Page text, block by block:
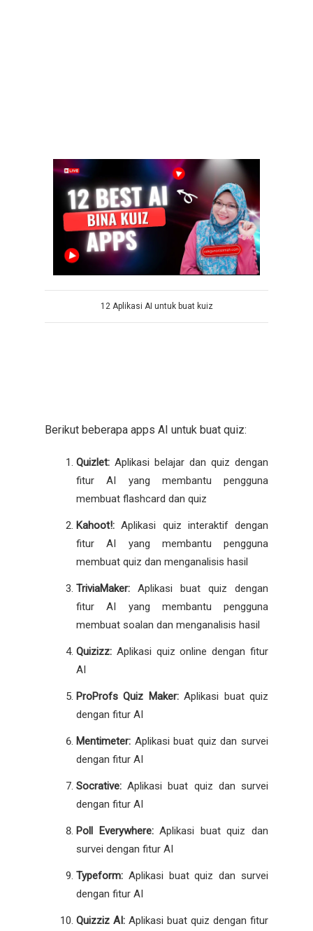
12 Aplikasi AI untuk buat kuiz
Berikut beberapa apps AI untuk buat quiz:
Quizlet: Aplikasi belajar dan quiz dengan
fitur AI yang membantu pengguna
membuat flashcard dan quiz
Kahoot!: Aplikasi quiz interaktif dengan
fitur AI yang membantu pengguna
membuat quiz dan menganalisis hasil
TriviaMaker: Aplikasi buat quiz dengan
fitur AI yang membantu pengguna
membuat soalan dan menganalisis hasil
Quizizz: Aplikasi quiz online dengan fitur
AI
ProProfs Quiz Maker:Aplikasi buat quiz
dengan fitur AI
Mentimeter: Aplikasi buat quiz dan survei
dengan fitur AI
Socrative:Aplikasi buat quiz dan survei
dengan fitur AI
Poll Everywhere:Aplikasi buat quiz dan
survei dengan fitur AI
Typeform: Aplikasi buat quiz dan survei
dengan fitur AI
Quizziz AI: Aplikasi buat quiz dengan fitur